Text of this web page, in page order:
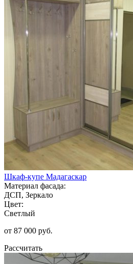
Шкаф-купе Мадагаскар
Материал фасада:
ДСП, Зеркало
Цвет:
Светлый
от 87 000 руб.
Рассчитать